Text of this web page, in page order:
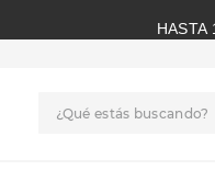
HASTA